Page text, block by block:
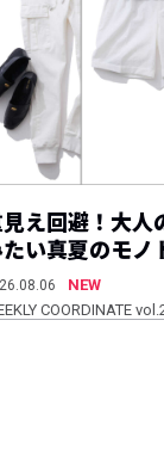
え回避！大人
い真夏のモノ
NEW
COORDINATE